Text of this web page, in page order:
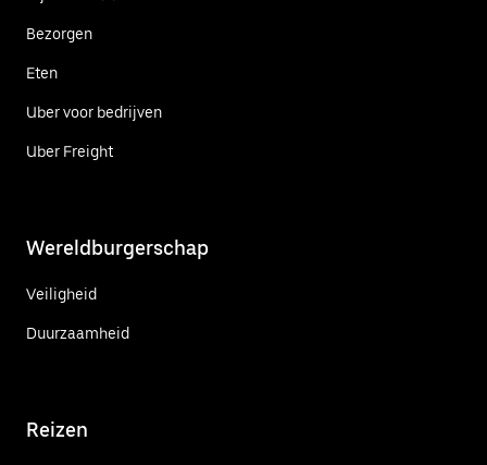
Bezorgen
Eten
Uber voor bedrijven
Uber Freight
Wereldburgerschap
Veiligheid
Duurzaamheid
Reizen